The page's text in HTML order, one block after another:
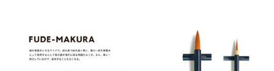
IT製品の技術・比較・事例